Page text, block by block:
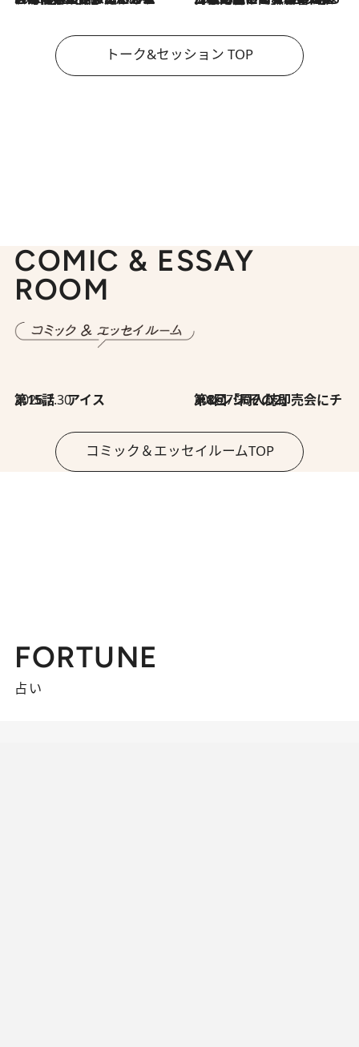
トーク&セッション TOP
COMIC & ESSAY
ROOM
2026.7.30
第15話 アイス 2026.7.30
第8回「同人誌即売会にチャレンジ その2」
コミック＆エッセイルームTOP
FORTUNE
占い